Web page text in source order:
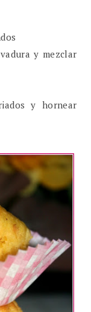
y mezclar
y hornear